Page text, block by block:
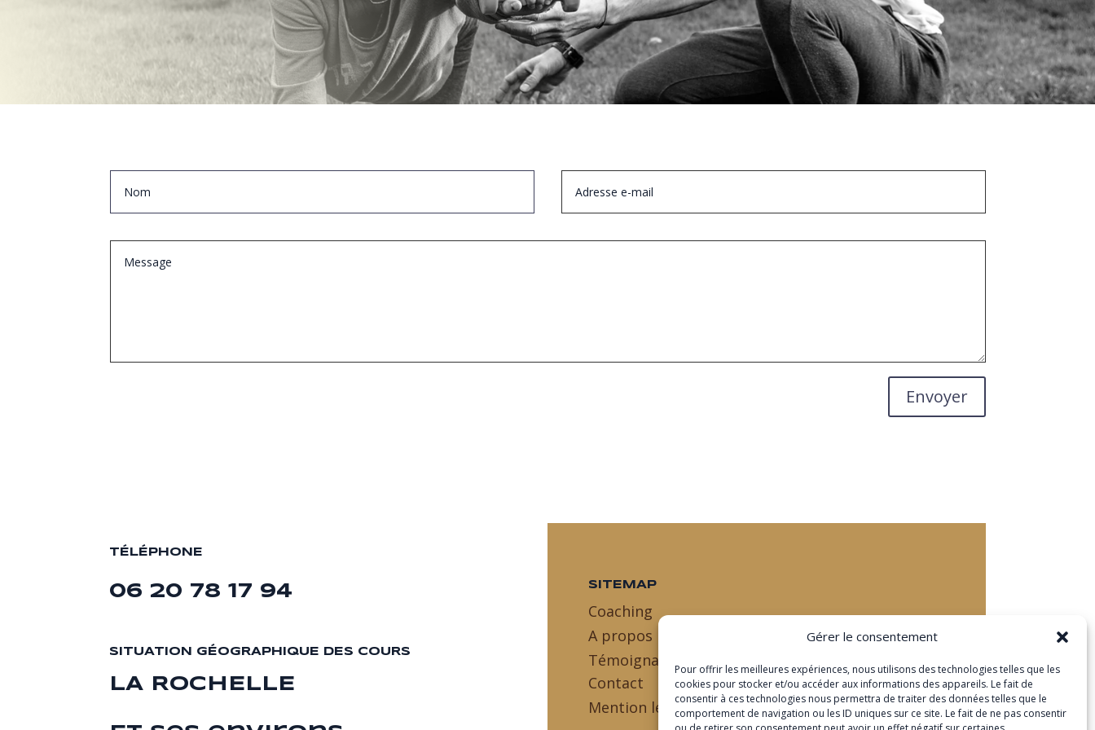
Gérer le consentement
Pour offrir les meilleures expériences, nous utilisons des technologies telles que les
cookies pour stocker et/ou accéder aux informations des appareils. Le fait de
consentir à ces technologies nous permettra de traiter des données telles que le
comportement de navigation ou les ID uniques sur ce site. Le fait de ne pas consentir
Envoyer
TÉLÉPHONE
06 20 78 17 94
SITUATION GÉOGRAPHIQUE DES COURS
LA ROCHELLE
SITEMAP
Coaching
A propos
Témoignages
Contact
Mention légales